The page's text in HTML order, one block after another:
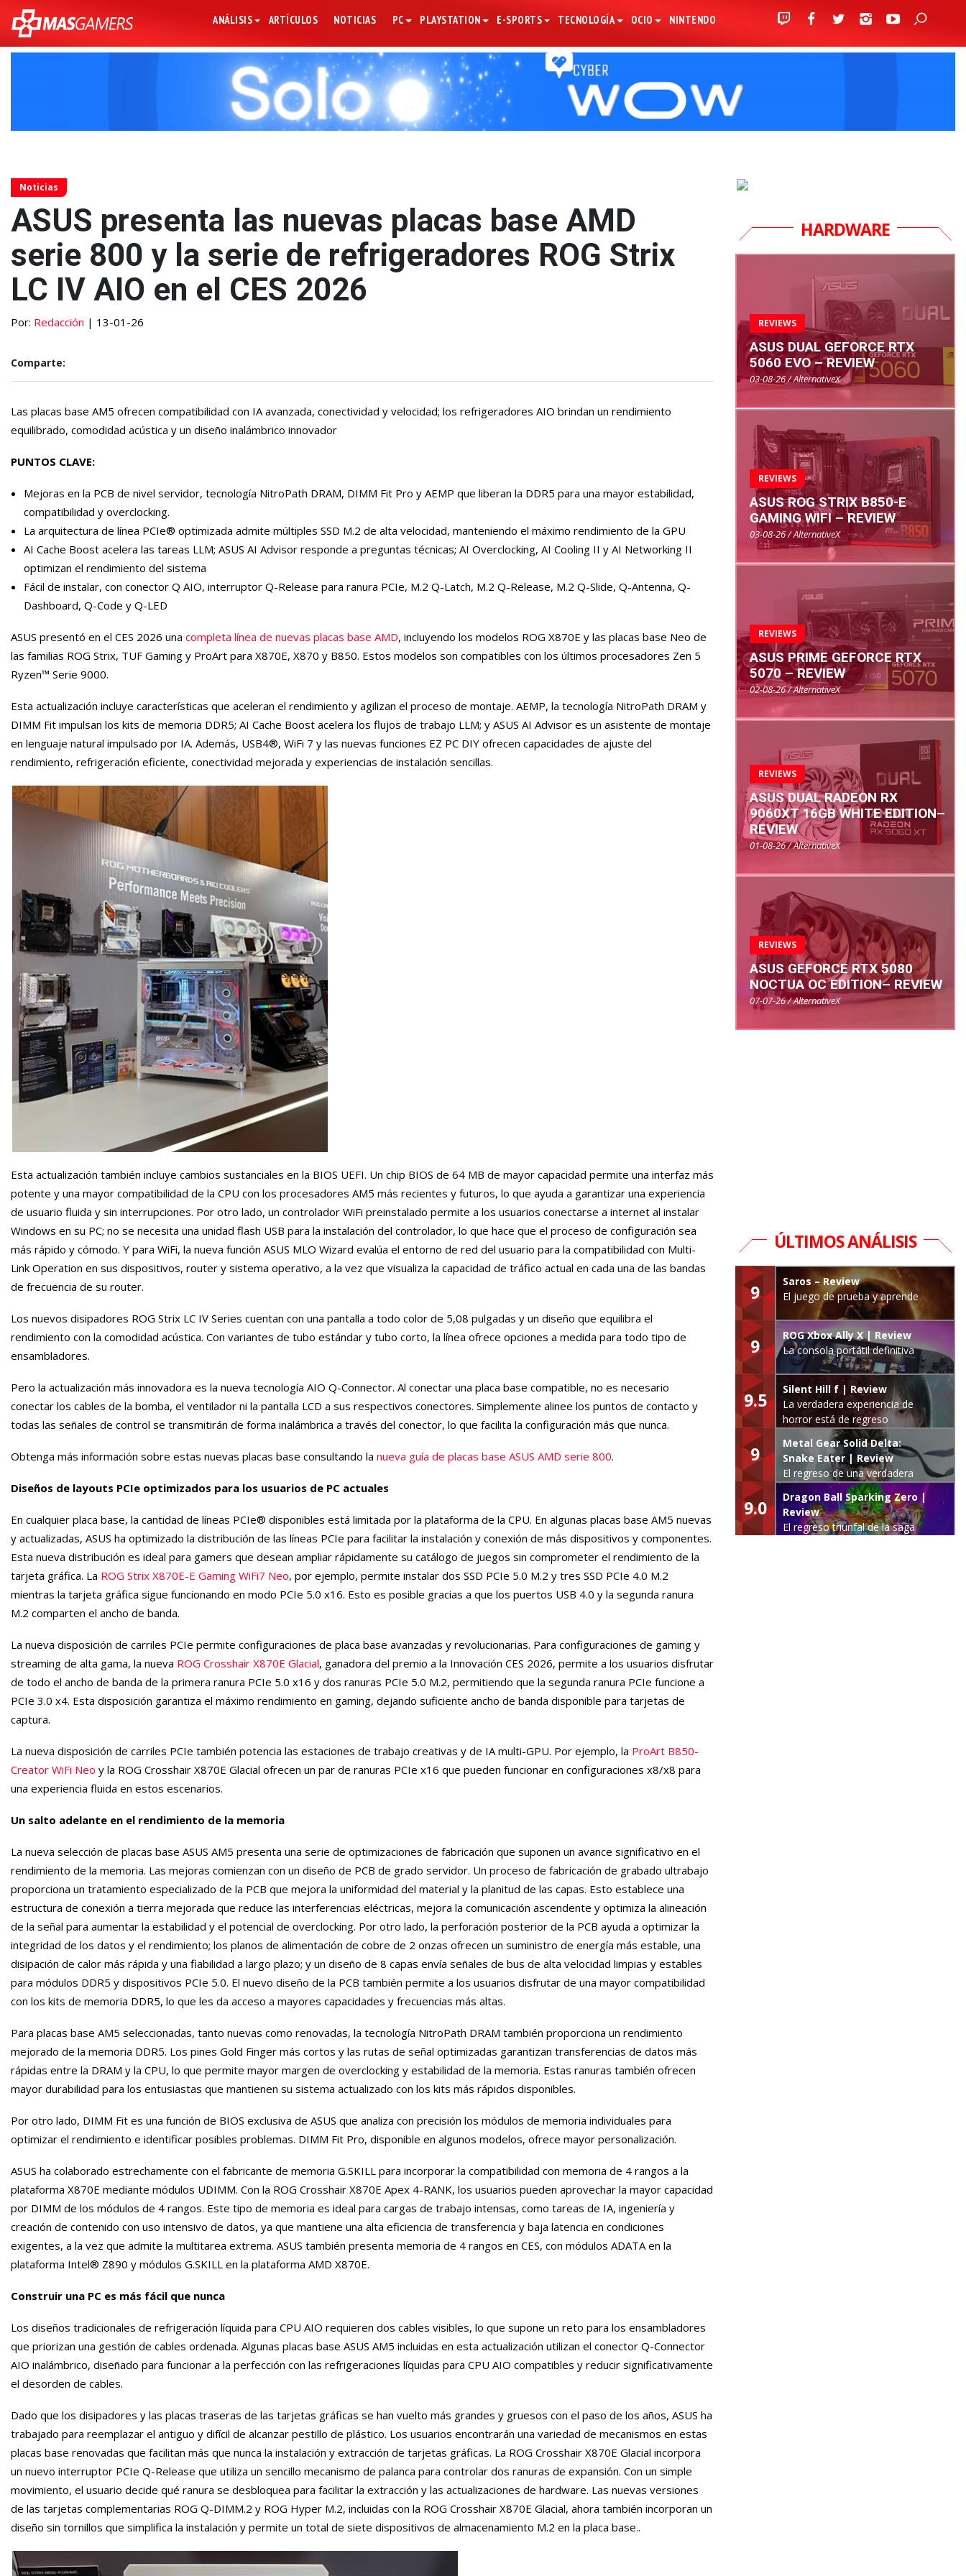
ANÁLISIS ARTÍCULOS NOTICIAS PC PLAYSTATION E-SPORTS TECNOLOGÍA OCIO NINTENDO
Noticias
ASUS presenta las nuevas placas base AMD
serie 800 y la serie de refrigeradores ROG Strix
LC IV AIO en el CES 2026
Por: Redacción | 13-01-26
Comparte:
Las placas base AM5 ofrecen compatibilidad con IA avanzada, conectividad y velocidad; los refrigeradores AIO brindan un rendimiento
equilibrado, comodidad acústica y un diseño inalámbrico innovador
PUNTOS CLAVE:
Mejoras en la PCB de nivel servidor, tecnología NitroPath DRAM, DIMM Fit Pro y AEMP que liberan la DDR5 para una mayor estabilidad,
compatibilidad y overclocking.
La arquitectura de línea PCIe® optimizada admite múltiples SSD M.2 de alta velocidad, manteniendo el máximo rendimiento de la GPU
AI Cache Boost acelera las tareas LLM; ASUS AI Advisor responde a preguntas técnicas; AI Overclocking, AI Cooling II y AI Networking II
optimizan el rendimiento del sistema
Fácil de instalar, con conector Q AIO, interruptor Q-Release para ranura PCIe, M.2 Q-Latch, M.2 Q-Release, M.2 Q-Slide, Q-Antenna, Q-
Dashboard, Q-Code y Q-LED
ASUS presentó en el CES 2026 una completa línea de nuevas placas base AMD, incluyendo los modelos ROG X870E y las placas base Neo de
las familias ROG Strix, TUF Gaming y ProArt para X870E, X870 y B850. Estos modelos son compatibles con los últimos procesadores Zen 5
Ryzen™ Serie 9000.
Esta actualización incluye características que aceleran el rendimiento y agilizan el proceso de montaje. AEMP, la tecnología NitroPath DRAM y
DIMM Fit impulsan los kits de memoria DDR5; AI Cache Boost acelera los flujos de trabajo LLM; y ASUS AI Advisor es un asistente de montaje
en lenguaje natural impulsado por IA. Además, USB4®, WiFi 7 y las nuevas funciones EZ PC DIY ofrecen capacidades de ajuste del
rendimiento, refrigeración eficiente, conectividad mejorada y experiencias de instalación sencillas.
Esta actualización también incluye cambios sustanciales en la BIOS UEFI. Un chip BIOS de 64 MB de mayor capacidad permite una interfaz más
potente y una mayor compatibilidad de la CPU con los procesadores AM5 más recientes y futuros, lo que ayuda a garantizar una experiencia
de usuario fluida y sin interrupciones. Por otro lado, un controlador WiFi preinstalado permite a los usuarios conectarse a internet al instalar
Windows en su PC; no se necesita una unidad flash USB para la instalación del controlador, lo que hace que el proceso de configuración sea
más rápido y cómodo. Y para WiFi, la nueva función ASUS MLO Wizard evalúa el entorno de red del usuario para la compatibilidad con Multi-
Link Operation en sus dispositivos, router y sistema operativo, a la vez que visualiza la capacidad de tráfico actual en cada una de las bandas
de frecuencia de su router.
Los nuevos disipadores ROG Strix LC IV Series cuentan con una pantalla a todo color de 5,08 pulgadas y un diseño que equilibra el
rendimiento con la comodidad acústica. Con variantes de tubo estándar y tubo corto, la línea ofrece opciones a medida para todo tipo de
ensambladores.
Pero la actualización más innovadora es la nueva tecnología AIO Q-Connector. Al conectar una placa base compatible, no es necesario
conectar los cables de la bomba, el ventilador ni la pantalla LCD a sus respectivos conectores. Simplemente alinee los puntos de contacto y
todas las señales de control se transmitirán de forma inalámbrica a través del conector, lo que facilita la configuración más que nunca.
Obtenga más información sobre estas nuevas placas base consultando la nueva guía de placas base ASUS AMD serie 800.
Diseños de layouts PCIe optimizados para los usuarios de PC actuales
En cualquier placa base, la cantidad de líneas PCIe® disponibles está limitada por la plataforma de la CPU. En algunas placas base AM5 nuevas
y actualizadas, ASUS ha optimizado la distribución de las líneas PCIe para facilitar la instalación y conexión de más dispositivos y componentes.
Esta nueva distribución es ideal para gamers que desean ampliar rápidamente su catálogo de juegos sin comprometer el rendimiento de la
tarjeta gráfica. La ROG Strix X870E-E Gaming WiFi7 Neo, por ejemplo, permite instalar dos SSD PCIe 5.0 M.2 y tres SSD PCIe 4.0 M.2
mientras la tarjeta gráfica sigue funcionando en modo PCIe 5.0 x16. Esto es posible gracias a que los puertos USB 4.0 y la segunda ranura
M.2 comparten el ancho de banda.
La nueva disposición de carriles PCIe permite configuraciones de placa base avanzadas y revolucionarias. Para configuraciones de gaming y
streaming de alta gama, la nueva ROG Crosshair X870E Glacial, ganadora del premio a la Innovación CES 2026, permite a los usuarios disfrutar
de todo el ancho de banda de la primera ranura PCIe 5.0 x16 y dos ranuras PCIe 5.0 M.2, permitiendo que la segunda ranura PCIe funcione a
PCIe 3.0 x4. Esta disposición garantiza el máximo rendimiento en gaming, dejando suficiente ancho de banda disponible para tarjetas de
captura.
La nueva disposición de carriles PCIe también potencia las estaciones de trabajo creativas y de IA multi-GPU. Por ejemplo, la ProArt B850-
Creator WiFi Neo y la ROG Crosshair X870E Glacial ofrecen un par de ranuras PCIe x16 que pueden funcionar en configuraciones x8/x8 para
una experiencia fluida en estos escenarios.
Un salto adelante en el rendimiento de la memoria
La nueva selección de placas base ASUS AM5 presenta una serie de optimizaciones de fabricación que suponen un avance significativo en el
rendimiento de la memoria. Las mejoras comienzan con un diseño de PCB de grado servidor. Un proceso de fabricación de grabado ultrabajo
proporciona un tratamiento especializado de la PCB que mejora la uniformidad del material y la planitud de las capas. Esto establece una
estructura de conexión a tierra mejorada que reduce las interferencias eléctricas, mejora la comunicación ascendente y optimiza la alineación
de la señal para aumentar la estabilidad y el potencial de overclocking. Por otro lado, la perforación posterior de la PCB ayuda a optimizar la
integridad de los datos y el rendimiento; los planos de alimentación de cobre de 2 onzas ofrecen un suministro de energía más estable, una
disipación de calor más rápida y una fiabilidad a largo plazo; y un diseño de 8 capas envía señales de bus de alta velocidad limpias y estables
para módulos DDR5 y dispositivos PCIe 5.0. El nuevo diseño de la PCB también permite a los usuarios disfrutar de una mayor compatibilidad
con los kits de memoria DDR5, lo que les da acceso a mayores capacidades y frecuencias más altas.
Para placas base AM5 seleccionadas, tanto nuevas como renovadas, la tecnología NitroPath DRAM también proporciona un rendimiento
mejorado de la memoria DDR5. Los pines Gold Finger más cortos y las rutas de señal optimizadas garantizan transferencias de datos más
rápidas entre la DRAM y la CPU, lo que permite mayor margen de overclocking y estabilidad de la memoria. Estas ranuras también ofrecen
mayor durabilidad para los entusiastas que mantienen su sistema actualizado con los kits más rápidos disponibles.
Por otro lado, DIMM Fit es una función de BIOS exclusiva de ASUS que analiza con precisión los módulos de memoria individuales para
optimizar el rendimiento e identificar posibles problemas. DIMM Fit Pro, disponible en algunos modelos, ofrece mayor personalización.
ASUS ha colaborado estrechamente con el fabricante de memoria G.SKILL para incorporar la compatibilidad con memoria de 4 rangos a la
plataforma X870E mediante módulos UDIMM. Con la ROG Crosshair X870E Apex 4-RANK, los usuarios pueden aprovechar la mayor capacidad
por DIMM de los módulos de 4 rangos. Este tipo de memoria es ideal para cargas de trabajo intensas, como tareas de IA, ingeniería y
creación de contenido con uso intensivo de datos, ya que mantiene una alta eficiencia de transferencia y baja latencia en condiciones
exigentes, a la vez que admite la multitarea extrema. ASUS también presenta memoria de 4 rangos en CES, con módulos ADATA en la
plataforma Intel® Z890 y módulos G.SKILL en la plataforma AMD X870E.
Construir una PC es más fácil que nunca
Los diseños tradicionales de refrigeración líquida para CPU AIO requieren dos cables visibles, lo que supone un reto para los ensambladores
que priorizan una gestión de cables ordenada. Algunas placas base ASUS AM5 incluidas en esta actualización utilizan el conector Q-Connector
AIO inalámbrico, diseñado para funcionar a la perfección con las refrigeraciones líquidas para CPU AIO compatibles y reducir significativamente
el desorden de cables.
Dado que los disipadores y las placas traseras de las tarjetas gráficas se han vuelto más grandes y gruesos con el paso de los años, ASUS ha
trabajado para reemplazar el antiguo y difícil de alcanzar pestillo de plástico. Los usuarios encontrarán una variedad de mecanismos en estas
placas base renovadas que facilitan más que nunca la instalación y extracción de tarjetas gráficas. La ROG Crosshair X870E Glacial incorpora
un nuevo interruptor PCIe Q-Release que utiliza un sencillo mecanismo de palanca para controlar dos ranuras de expansión. Con un simple
movimiento, el usuario decide qué ranura se desbloquea para facilitar la extracción y las actualizaciones de hardware. Las nuevas versiones
de las tarjetas complementarias ROG Q-DIMM.2 y ROG Hyper M.2, incluidas con la ROG Crosshair X870E Glacial, ahora también incorporan un
diseño sin tornillos que simplifica la instalación y permite un total de siete dispositivos de almacenamiento M.2 en la placa base..
HARDWARE
REVIEWS
ASUS DUAL GEFORCE RTX
5060 EVO – REVIEW
03-08-26 / AlternativeX
REVIEWS
ASUS ROG STRIX B850-E
GAMING WIFI – REVIEW
03-08-26 / AlternativeX
REVIEWS
ASUS PRIME GEFORCE RTX
5070 – REVIEW
02-08-26 / AlternativeX
REVIEWS
ASUS DUAL RADEON RX
9060XT 16GB WHITE EDITION–
REVIEW
01-08-26 / AlternativeX
REVIEWS
ASUS GEFORCE RTX 5080
NOCTUA OC EDITION– REVIEW
07-07-26 / AlternativeX
ÚLTIMOS ANÁLISIS
9
Saros – Review
El juego de prueba y aprende
9
ROG Xbox Ally X | Review
La consola portátil definitiva
9.5
Silent Hill f | Review
La verdadera experiencia de
horror está de regreso
9
Metal Gear Solid Delta:
Snake Eater | Review
El regreso de una verdadera
leyenda
9.0
Dragon Ball Sparking Zero |
Review
El regreso triunfal de la saga